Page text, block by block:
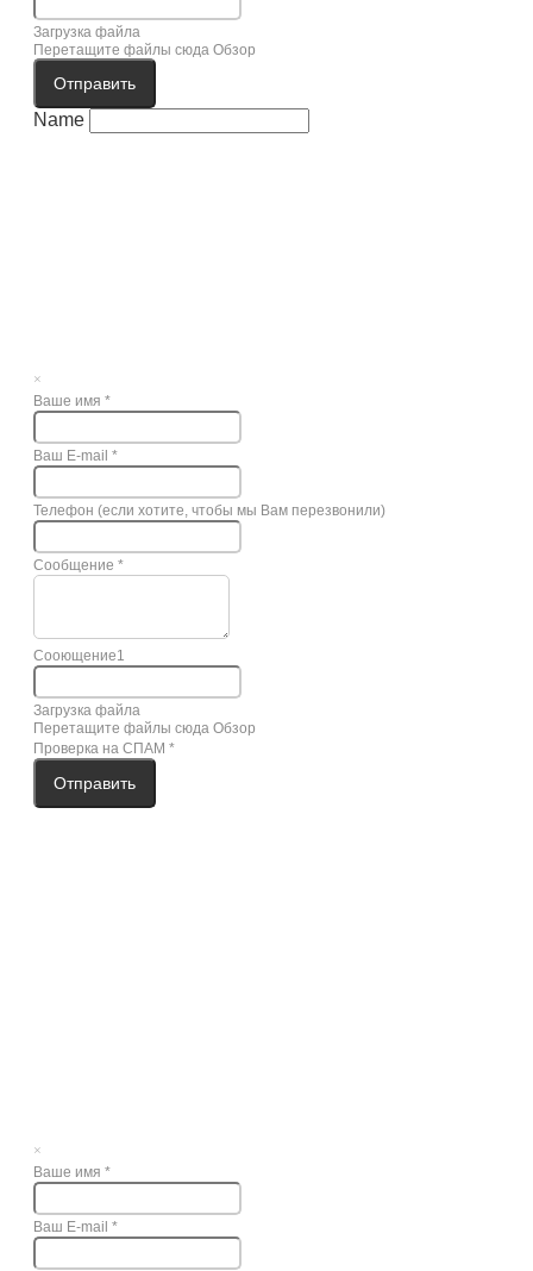
Загрузка файла
Перетащите файлы сюда Обзор
Отправить
Name
×
Ваше имя *
Ваш E-mail *
Телефон (если хотите, чтобы мы Вам перезвонили)
Сообщение *
Сооющение1
Загрузка файла
Перетащите файлы сюда Обзор
Проверка на СПАМ *
Отправить
×
Ваше имя *
Ваш E-mail *